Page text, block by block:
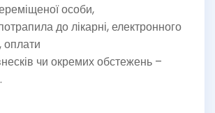
особи,
до лікарні, електронного
оплати
чи окремих обстежень –